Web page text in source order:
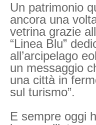
Un patrimonio
ancora una
vetrina grazie
“Linea Blu”
all’arcipelago
un messaggio
una città in
sul turismo”.
E sempre oggi